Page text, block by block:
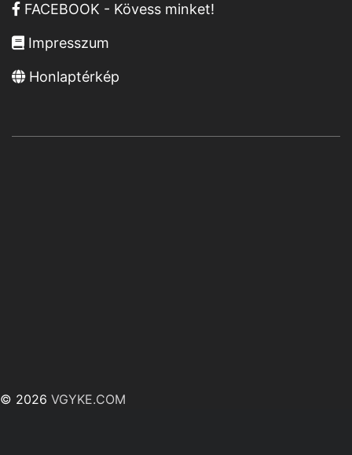
FACEBOOK - Kövess minket!
Impresszum
Honlaptérkép
© 2026 VGYKE.COM